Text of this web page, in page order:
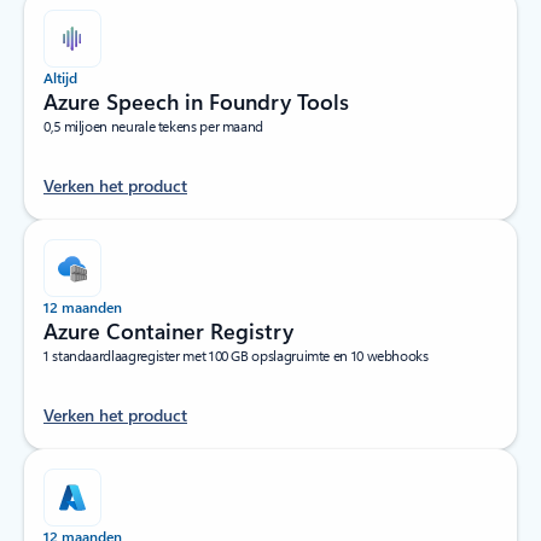
Altijd
Azure Speech in Foundry Tools
0,5 miljoen neurale tekens per maand
Verken het product
12 maanden
Azure Container Registry
1 standaardlaagregister met 100 GB opslagruimte en 10 webhooks
Verken het product
12 maanden